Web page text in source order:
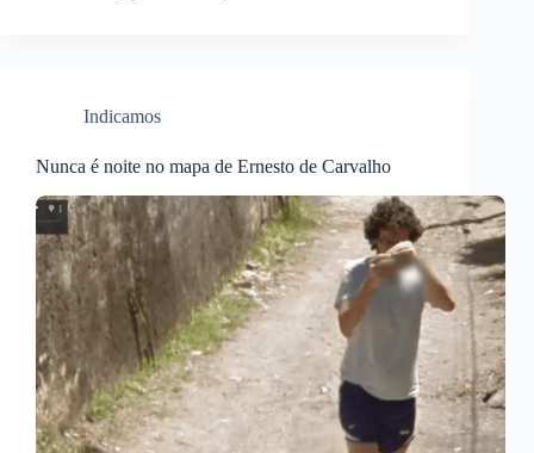
Indicamos
Nunca é noite no mapa de Ernesto de Carvalho